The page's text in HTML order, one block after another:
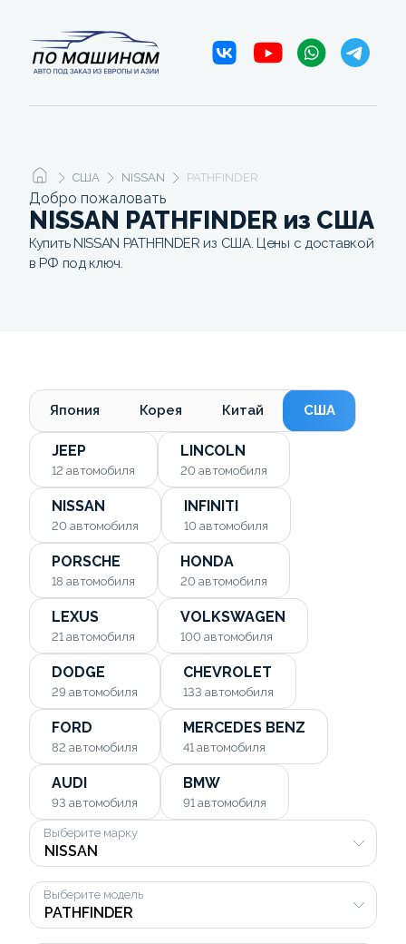
США NISSAN PATHFINDER
Добро пожаловать
NISSAN PATHFINDER из США
Купить NISSAN PATHFINDER из США. Цены с доставкой
в РФ под ключ.
Япония Корея Китай США
JEEP
12 автомобиля
LINCOLN
20 автомобиля
NISSAN
20 автомобиля
INFINITI
10 автомобиля
PORSCHE
18 автомобиля
HONDA
20 автомобиля
LEXUS
21 автомобиля
VOLKSWAGEN
100 автомобиля
DODGE
29 автомобиля
CHEVROLET
133 автомобиля
FORD
82 автомобиля
MERCEDES BENZ
41 автомобиля
AUDI
93 автомобиля
BMW
91 автомобиля
Выберите марку
Выберите модель